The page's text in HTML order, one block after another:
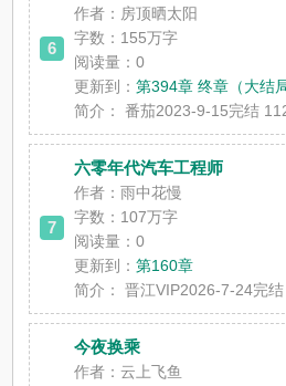
6
作者：房顶晒太阳
字数：155万字
阅读量：0
更新到：第394章 终章（大结局
简介：
番茄2023-9-15完结
7
六零年代汽车工程师
作者：雨中花慢
字数：107万字
阅读量：0
更新到：第160章
简介：
晋江VIP2026-7-24完
今夜换乘
作者：云上飞鱼